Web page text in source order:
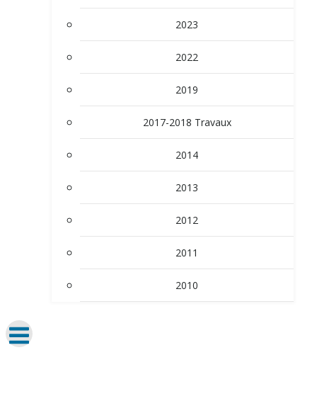
2023
2022
2019
2017-2018 Travaux
2014
2013
2012
2011
2010